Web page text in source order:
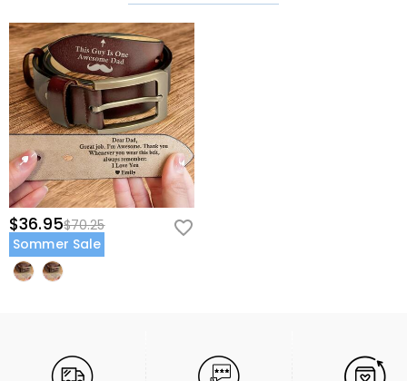
$36.95$70.25
Sommer Sale